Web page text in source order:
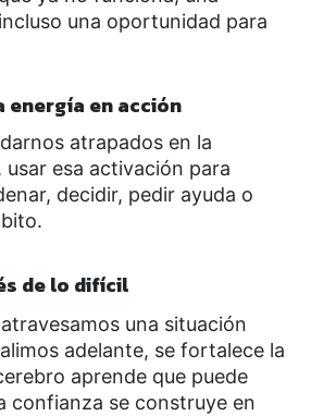
una oportunidad para
energía en acción
atrapados en la
esa activación para
decidir, pedir ayuda o
de lo difícil
una situación
adelante, se fortalece la
aprende que puede
confianza se construye en